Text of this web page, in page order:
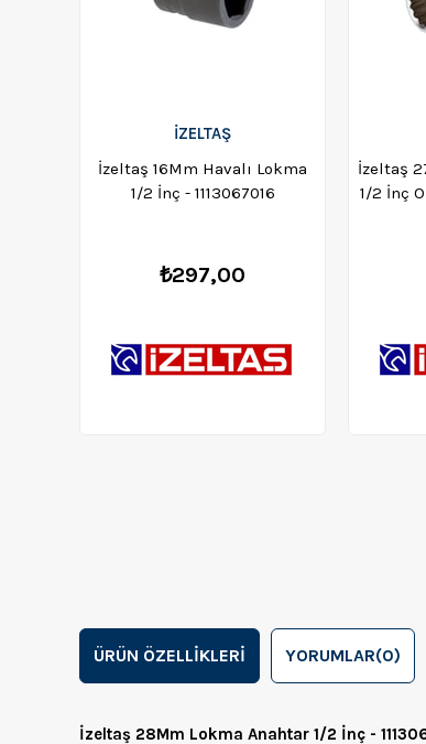
İZELTAŞ
İzeltaş 16Mm Havalı Lokma
1/2 İnç - 1113067016
₺297,00
İzeltaş
1/2 İnç
ÜRÜN ÖZELLIKLERI YORUMLAR(0)
İzeltaş 28Mm Lokma Anahtar 1/2 İnç -